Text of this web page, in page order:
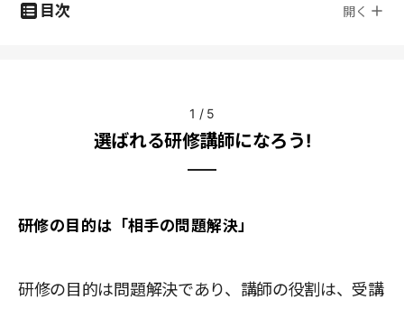
目次 開く
1 / 5
選ばれる研修講師になろう!
研修の目的は「相手の問題解決」
研修の目的は問題解決であり、講師の役割は、受講